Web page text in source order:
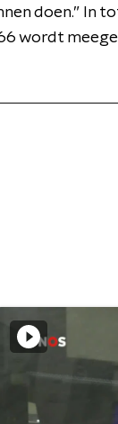
doen.” In
wordt